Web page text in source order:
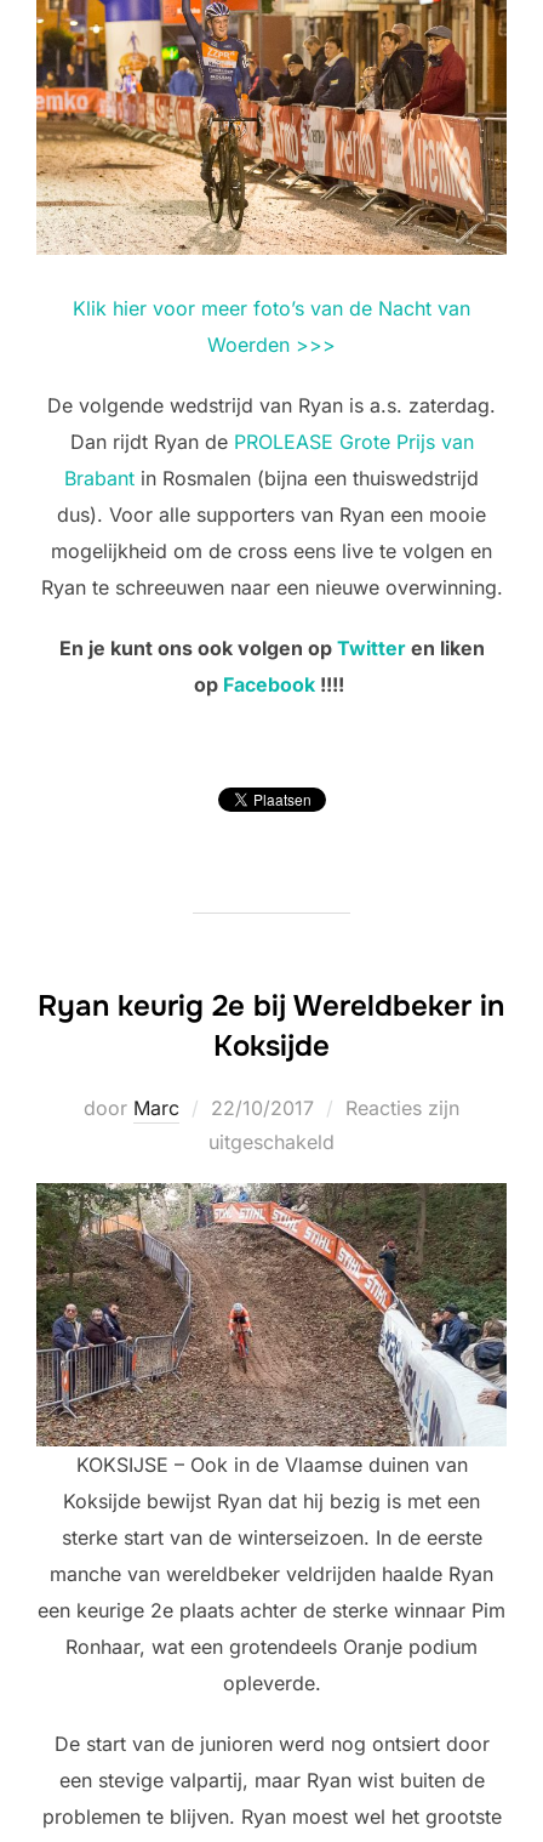
Klik hier voor meer foto’s van de Nacht van
Woerden >>>
De volgende wedstrijd van Ryan is a.s. zaterdag.
Dan rijdt Ryan de PROLEASE Grote Prijs van
Brabant in Rosmalen (bijna een thuiswedstrijd
dus). Voor alle supporters van Ryan een mooie
mogelijkheid om de cross eens live te volgen en
Ryan te schreeuwen naar een nieuwe overwinning.
En je kunt ons ook volgen op Twitteren liken
op Facebook !!!!
Ryan keurig 2e bij Wereldbeker in
Koksijde
door Marc
Geplaatst
op
22/10/2017
Reacties zijn
uitgeschakeld
KOKSIJSE – Ook in de Vlaamse duinen van
Koksijde bewijst Ryan dat hij bezig is met een
sterke start van de winterseizoen. In de eerste
manche van wereldbeker veldrijden haalde Ryan
een keurige 2e plaats achter de sterke winnaar Pim
Ronhaar, wat een grotendeels Oranje podium
opleverde.
De start van de junioren werd nog ontsiert door
een stevige valpartij, maar Ryan wist buiten de
problemen te blijven. Ryan moest wel het grootste